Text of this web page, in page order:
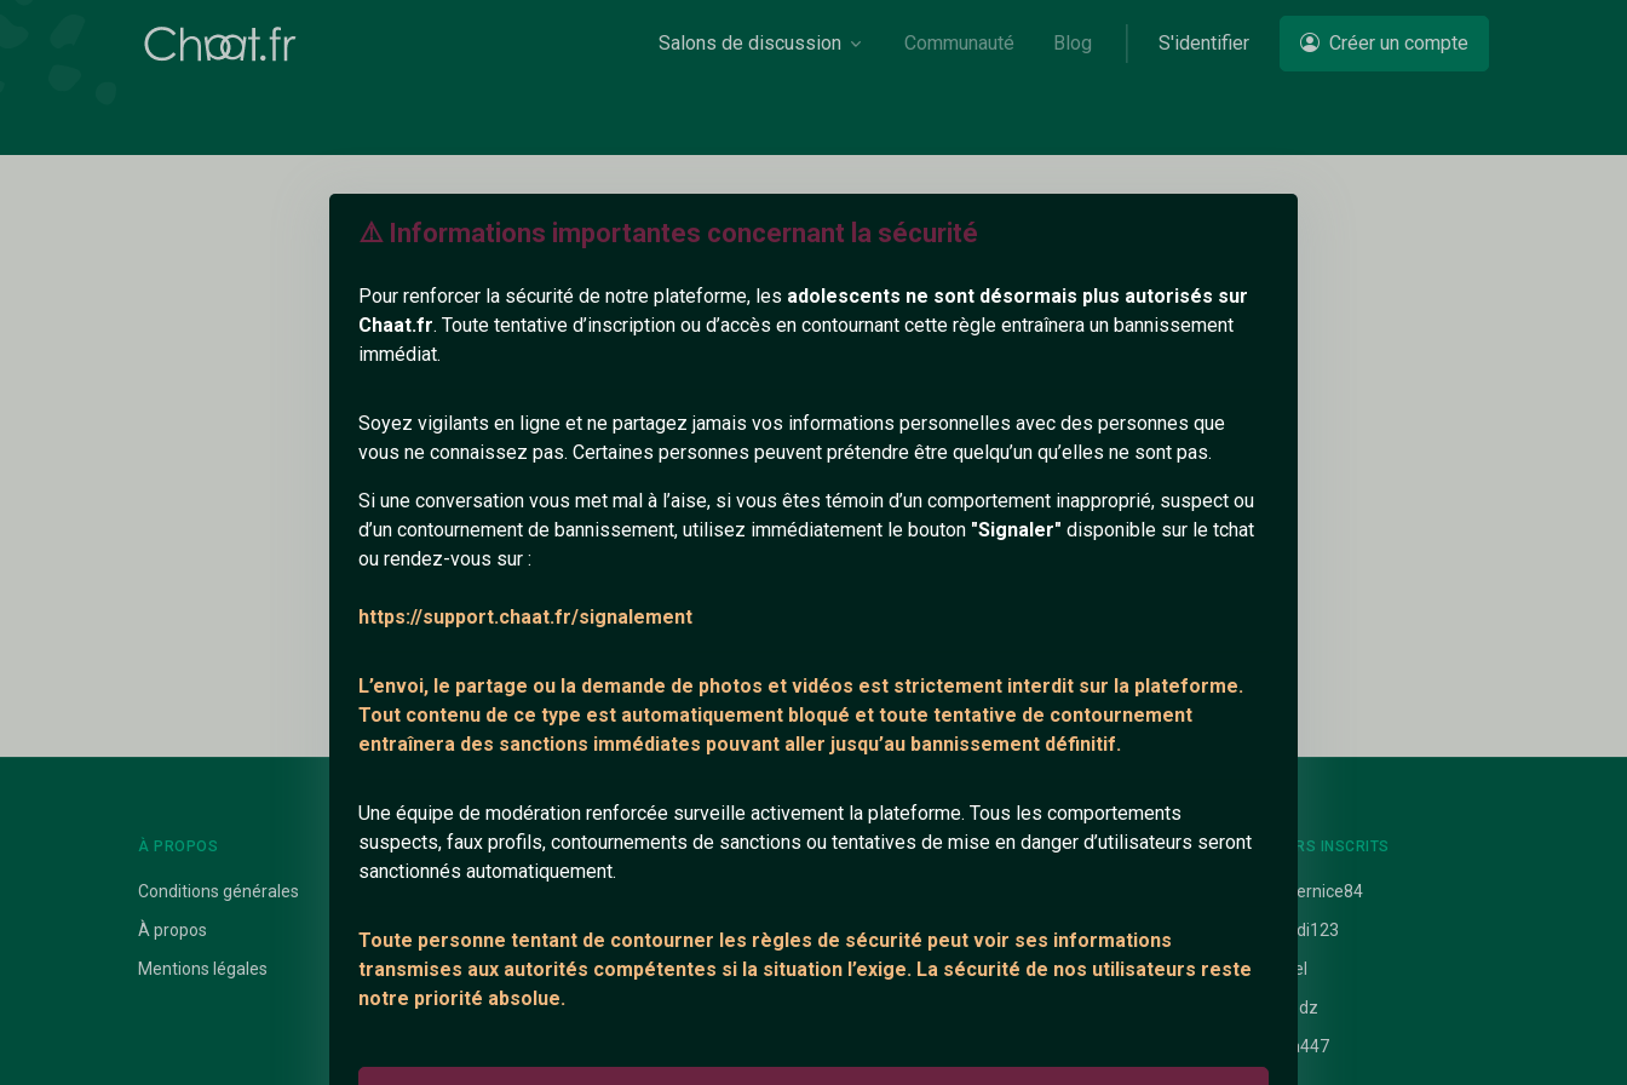
⚠️ Informations importantes concernant la sécurité
Pour renforcer la sécurité de notre plateforme, les adolescents ne sont désormais plus autorisés sur
Chaat.fr. Toute tentative d’inscription ou d’accès en contournant cette règle entraînera un bannissement
immédiat.
Soyez vigilants en ligne et ne partagez jamais vos informations personnelles avec des personnes que
vous ne connaissez pas. Certaines personnes peuvent prétendre être quelqu’un qu’elles ne sont pas.
Si une conversation vous met mal à l’aise, si vous êtes témoin d’un comportement inapproprié, suspect ou
d’un contournement de bannissement, utilisez immédiatement le bouton "Signaler" disponible sur le tchat
ou rendez-vous sur :
https://support.chaat.fr/signalement
L’envoi, le partage ou la demande de photos et vidéos est strictement interdit sur la plateforme.
Tout contenu de ce type est automatiquement bloqué et toute tentative de contournement
entraînera des sanctions immédiates pouvant aller jusqu’au bannissement définitif.
Une équipe de modération renforcée surveille activement la plateforme. Tous les comportements
suspects, faux profils, contournements de sanctions ou tentatives de mise en danger d’utilisateurs seront
sanctionnés automatiquement.
Toute personne tentant de contourner les règles de sécurité peut voir ses informations
transmises aux autorités compétentes si la situation l’exige. La sécurité de nos utilisateurs reste
notre priorité absolue.
Salons de discussion Communauté Blog S'identifier Créer un compte
JeanPoPlus
33 ans Non renseigné
Ajouter un commentaire (0)
À PROPOS
Conditions générales
À propos
Mentions légales
LIENS UTILES
Salons de discussion
Communauté
ANNEXE
Support IRC
ARTICLES RÉCENTS
Chat en ligne
Témoignage de nathanaelle
DERNIERS INSCRITS
misternice84
Mehdi123
Abdel
kay_dz
Bella447